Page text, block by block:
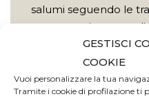
GESTISCI
COOKIE
Vuoi personalizzare la tua
Tramite i cookie di profilazione ti
salumi seguendo le
gastronomica